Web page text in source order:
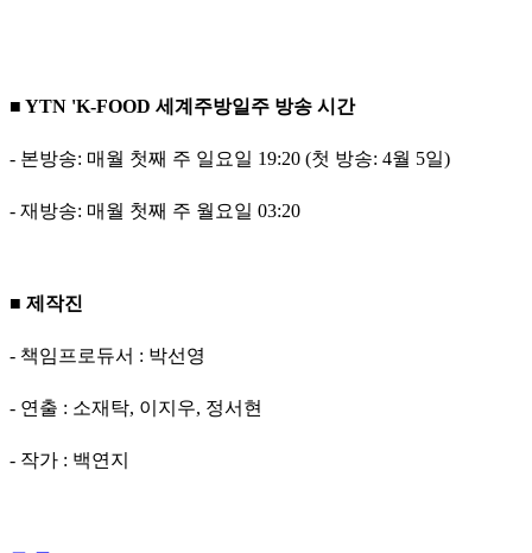
■ YTN 'K-FOOD 세계주방일주 방송 시간
- 본방송: 매월 첫째 주 일요일 19:20 (첫 방송: 4월 5일)
- 재방송: 매월 첫째 주 월요일 03:20
■ 제작진
- 책임프로듀서 : 박선영
- 연출 : 소재탁, 이지우, 정서현
- 작가 : 백연지